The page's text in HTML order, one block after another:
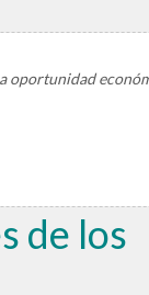
oportunidad
de los